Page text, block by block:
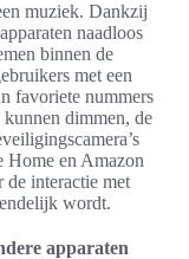
muziek. Dankzij
naadloos
binnen de
met een
favoriete nummers
dimmen, de
Home en Amazon
interactie met
wordt.
apparaten